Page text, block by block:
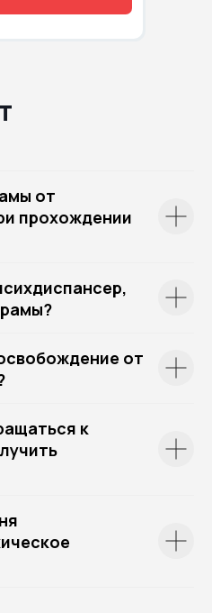
от
прохождении
от
к